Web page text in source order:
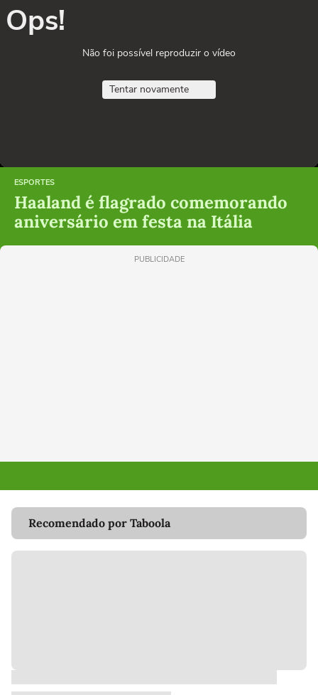
Ops!
Não foi possível reproduzir o vídeo
Tentar novamente
ESPORTES
Haaland é flagrado comemorando
aniversário em festa na Itália
PUBLICIDADE
Recomendado por Taboola